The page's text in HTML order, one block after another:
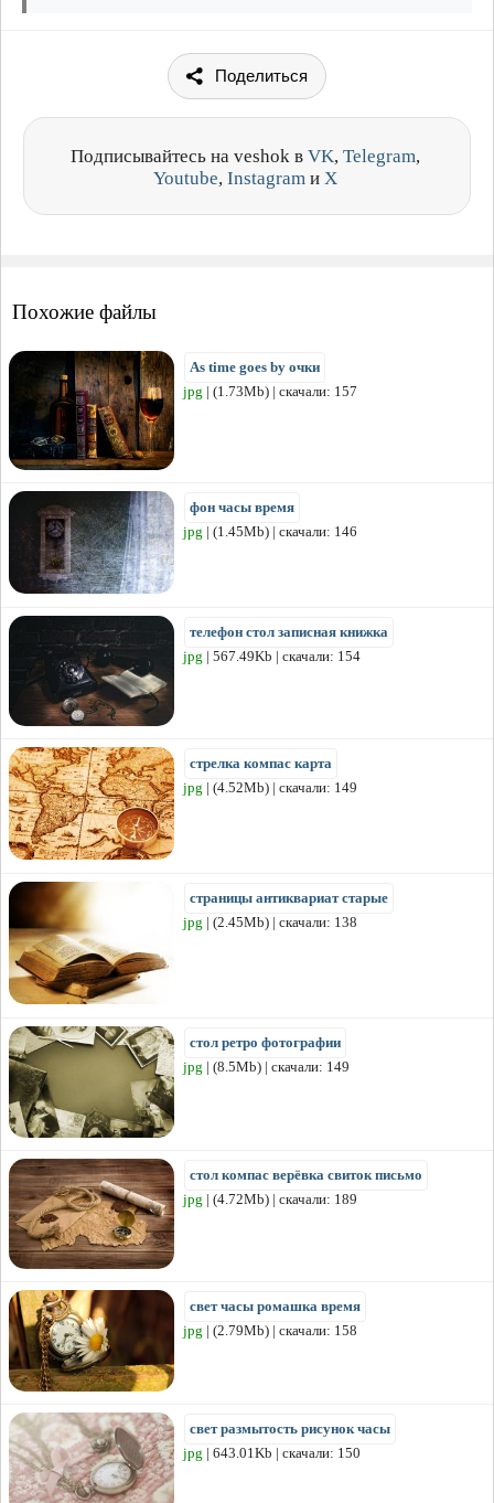
Поделиться
Подписывайтесь на veshok в VK, Telegram,
Youtube, Instagram и X
Похожие файлы
As time goes by очки
jpg | (1.73Mb) | скачали: 157
фон часы время
jpg | (1.45Mb) | скачали: 146
телефон стол записная книжка
jpg | 567.49Kb | скачали: 154
стрелка компас карта
jpg | (4.52Mb) | скачали: 149
страницы антиквариат старые
jpg | (2.45Mb) | скачали: 138
стол ретро фотографии
jpg | (8.5Mb) | скачали: 149
стол компас верёвка свиток письмо
jpg | (4.72Mb) | скачали: 189
свет часы ромашка время
jpg | (2.79Mb) | скачали: 158
свет размытость рисунок часы
jpg | 643.01Kb | скачали: 150